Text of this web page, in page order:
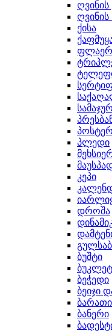
ღვინის
ღვინის
ქისა
პლედი
კეპი
დროშა
ბუშტი
ბეჭედი
ბეიჯი
ბარათი
ბანერი